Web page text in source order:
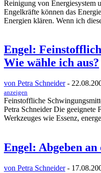
Reinigung von Energiesystem
Engelkräfte können das
Energien klären. Wenn ich
Engel:
Wie wähle ich aus?
von Petra Schneider-
anzeigen
Feinstoffliche
Petra Schneider Die geeignete
Werkzeuges wie Essenz,
Engel: Abgeben an
von Petra Schneider-